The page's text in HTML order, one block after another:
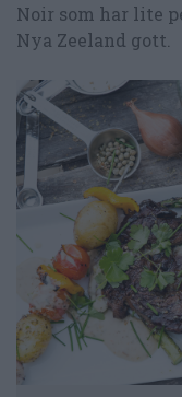
Noir som har lite
Nya Zeeland gott.